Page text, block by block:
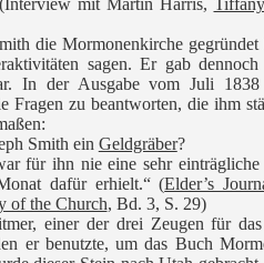
mit Martin Harris,
die Mormonenkirche gegründet
sagen. Er gab
In der Ausgabe vom Juli 1838
Fragen zu beantworten, die ihm
Smith ein Geldgräber?
für ihn nie eine sehr
dafür erhielt.“ (Elder’s
of the Church, Bd. 3, S. 29)
einer der drei Zeugen für
er benutzte, um das Buch